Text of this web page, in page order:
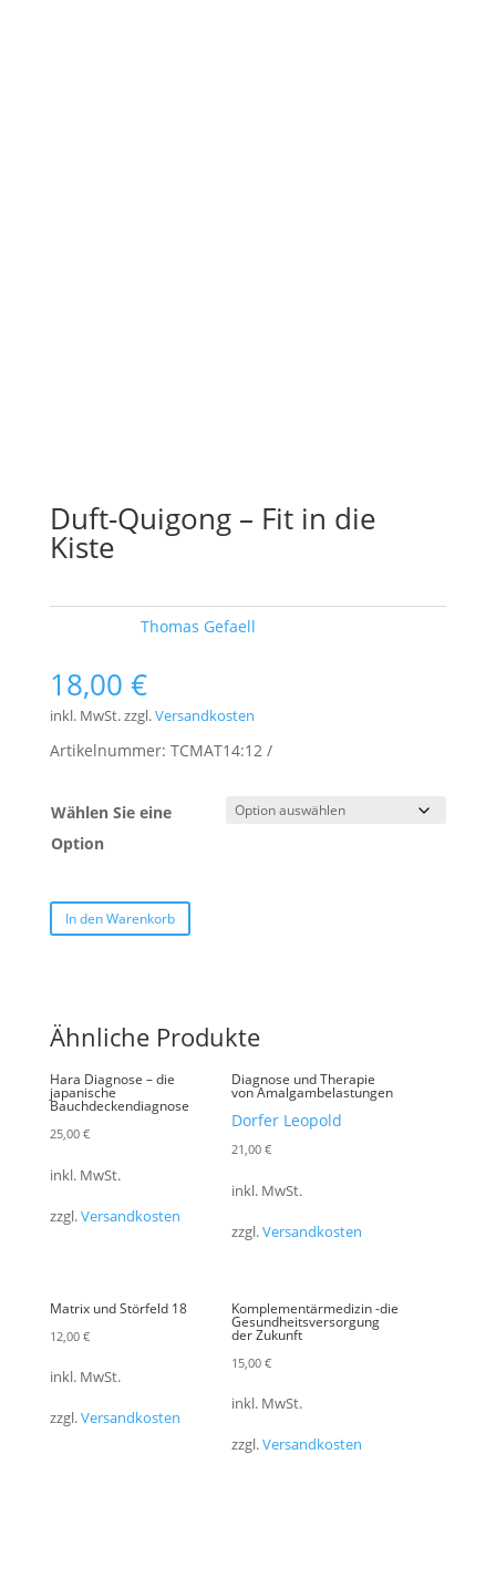
Duft-Quigong – Fit in die
Kiste
Thomas Gefaell
18,00 €
inkl. MwSt.zzgl.Versandkosten
Artikelnummer: TCMAT14:12
Wählen Sie eine
Option
In den Warenkorb
Ähnliche Produkte
Hara Diagnose – die
japanische
Bauchdeckendiagnose
25,00 €
inkl. MwSt.
zzgl.Versandkosten
Diagnose und Therapie
von Amalgambelastungen
Dorfer Leopold
21,00 €
inkl. MwSt.
zzgl.Versandkosten
Matrix und Störfeld 18
12,00 €
inkl. MwSt.
zzgl.Versandkosten
Komplementärmedizin -die
Gesundheitsversorgung
der Zukunft
15,00 €
inkl. MwSt.
zzgl.Versandkosten